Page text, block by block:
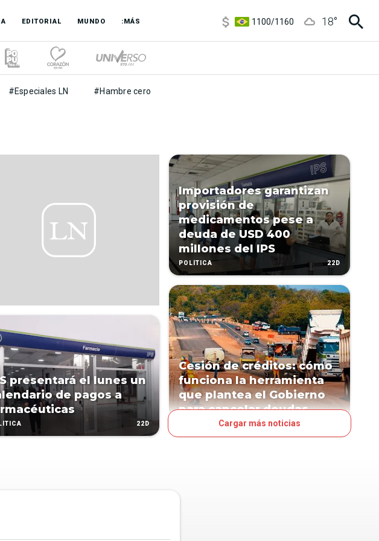
EDITORIAL MUNDO :MÁS
1100/1160
18°
#Especiales LN #Hambre cero
presentará el lunes un
de pagos a
22D
Importadores garantizan
provisión de
medicamentos pese a
deuda de USD 400
millones del IPS
POLÍTICA 22D
Cesión de créditos: cómo
funciona la herramienta
que plantea el Gobierno
para cancelar deudas
Cargar más noticias